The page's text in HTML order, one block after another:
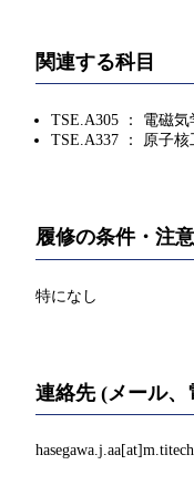
関連する科目
TSE.A305 ： 電磁気
TSE.A337 ： 原子核
履修の条件・注
特になし
連絡先 (メール、